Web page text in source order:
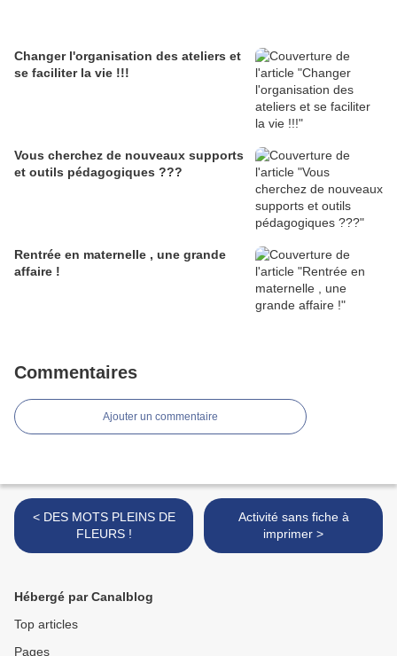
Changer l'organisation des ateliers et
se faciliter la vie !!!
Vous cherchez de nouveaux supports
et outils pédagogiques ???
Rentrée en maternelle , une grande
affaire !
Commentaires
Ajouter un commentaire
< DES MOTS PLEINS DE
FLEURS !
Activité sans fiche à
imprimer >
Hébergé par Canalblog
Top articles
Pages